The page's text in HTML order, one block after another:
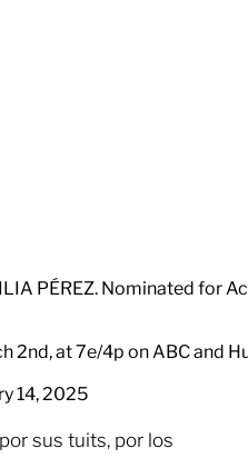
PÉREZ. Nominated for
2nd, at 7e/4p on ABC and
14, 2025
sus tuits, por los